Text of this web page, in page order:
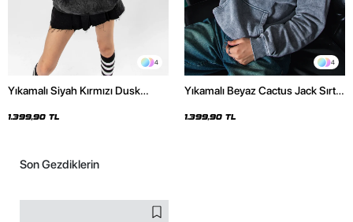
4
Yıkamalı Siyah Kırmızı Dusk
1.399,90 TL
4
Yıkamalı Beyaz Cactus Jack Sırt
1.399,90 TL
Son Gezdiklerin